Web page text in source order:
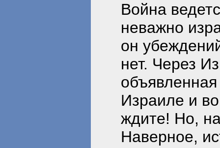
Война
неважно
он
нет. Через
Израиле и
ждите! Но,
Наверное,